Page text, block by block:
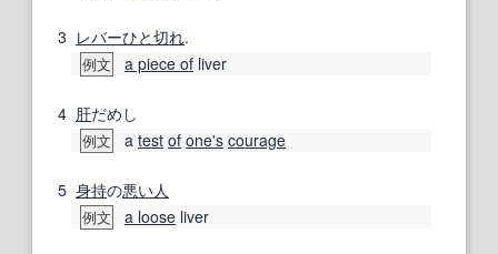
3 レバーひと切れ.
例文 a piece of liver
4 肝だめし
例文 a test of one's courage
5 身持の悪い人
例文 a loose liver